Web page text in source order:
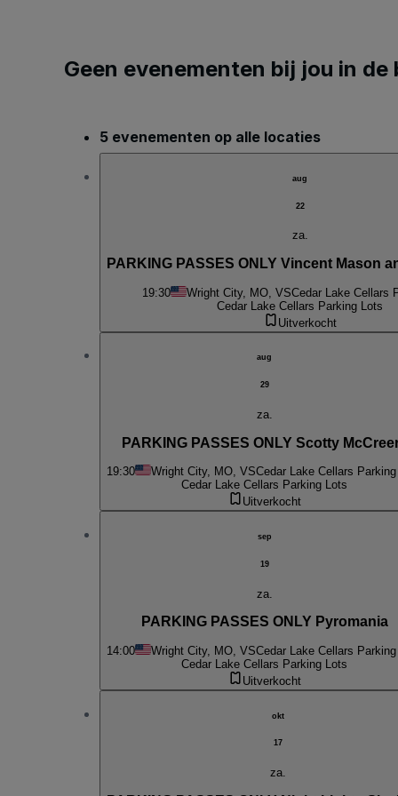
Geen evenementen bij jou in de
5 evenementen op alle locaties
aug
22
za.
PARKING PASSES ONLY Vincent Mason
19:30 Wright City, MO, VSCedar Lake Cellars
Cedar Lake Cellars Parking Lots
Uitverkocht
aug
29
za.
PARKING PASSES ONLY Scotty
19:30 Wright City, MO, VSCedar Lake Cellars
Cedar Lake Cellars Parking Lots
Uitverkocht
sep
19
za.
PARKING PASSES ONLY Pyromania
14:00 Wright City, MO, VSCedar Lake Cellars
Cedar Lake Cellars Parking Lots
Uitverkocht
okt
17
za.